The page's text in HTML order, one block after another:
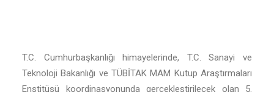
Site içi arama
T.C. Cumhurbaşkanlığı himayelerinde, T.C. Sanayi ve
Teknoloji Bakanlığı ve TÜBİTAK MAM Kutup Araştırmaları
Enstitüsü koordinasyonunda gerçekleştirilecek olan 5.